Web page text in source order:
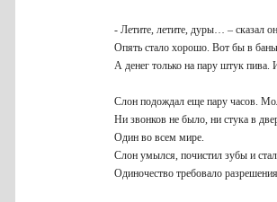
- Летите, летите, дуры… – сказал
Опять стало хорошо. Вот бы в
А денег только на пару штук
Слон подождал еще пару часов.
Ни звонков не было, ни стука в
Один во всем мире.
Слон умылся, почистил зубы и
Одиночество требовало